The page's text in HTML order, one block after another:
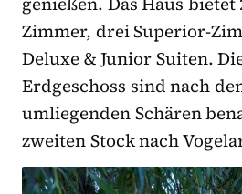
Zimmer, drei Superior-
Deluxe & Junior Suiten.
Erdgeschoss sind nach
umliegenden Schären
zweiten Stock nach